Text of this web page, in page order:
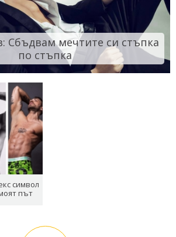
Сбъдвам мечтите си стъпка
по стъпка
символ
път